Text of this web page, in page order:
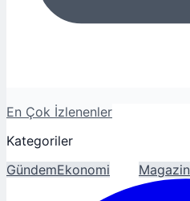
En Çok İzlenenler
Kategoriler
GündemEkonomi Magazin